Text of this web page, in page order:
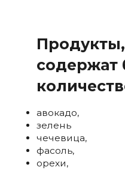
содержат
авокадо,
зелень
чечевица,
фасоль,
орехи,